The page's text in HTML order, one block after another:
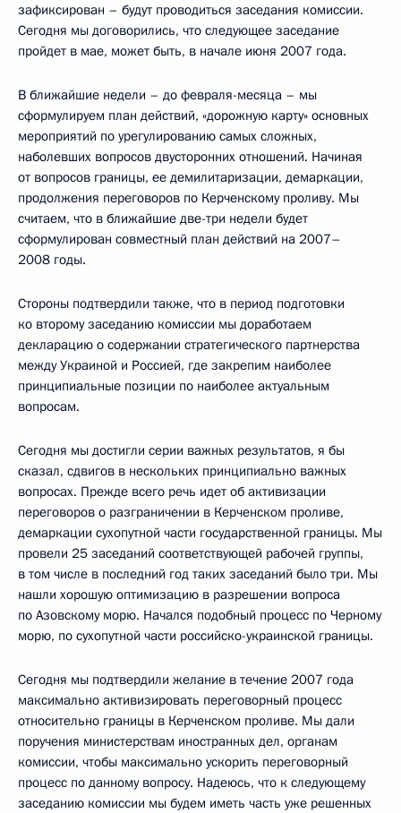
зафиксирован – будут проводиться заседания комиссии.
Сегодня мы договорились, что следующее заседание
пройдет в мае, может быть, в начале июня 2007 года.
В ближайшие недели – до февраля-месяца – мы
сформулируем план действий, «дорожную карту» основных
мероприятий по урегулированию самых сложных,
наболевших вопросов двусторонних отношений. Начиная
от вопросов границы, ее демилитаризации, демаркации,
продолжения переговоров по Керченскому проливу. Мы
считаем, что в ближайшие две-три недели будет
сформулирован совместный план действий на 2007–
2008 годы.
Стороны подтвердили также, что в период подготовки
ко второму заседанию комиссии мы доработаем
декларацию о содержании стратегического партнерства
между Украиной и Россией, где закрепим наиболее
принципиальные позиции по наиболее актуальным
вопросам.
Сегодня мы достигли серии важных результатов, я бы
сказал, сдвигов в нескольких принципиально важных
вопросах. Прежде всего речь идет об активизации
переговоров о разграничении в Керченском проливе,
демаркации сухопутной части государственной границы. Мы
провели 25 заседаний соответствующей рабочей группы,
в том числе в последний год таких заседаний было три. Мы
нашли хорошую оптимизацию в разрешении вопроса
по Азовскому морю. Начался подобный процесс по Черному
морю, по сухопутной части российско-украинской границы.
Сегодня мы подтвердили желание в течение 2007 года
максимально активизировать переговорный процесс
относительно границы в Керченском проливе. Мы дали
поручения министерствам иностранных дел, органам
комиссии, чтобы максимально ускорить переговорный
процесс по данному вопросу. Надеюсь, что к следующему
заседанию комиссии мы будем иметь часть уже решенных